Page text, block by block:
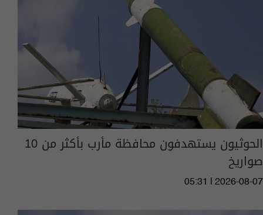
الحوثيون يستهدفون محافظة مأرب بأكثر من 10
صواريخ
05:31 | 2026-08-07